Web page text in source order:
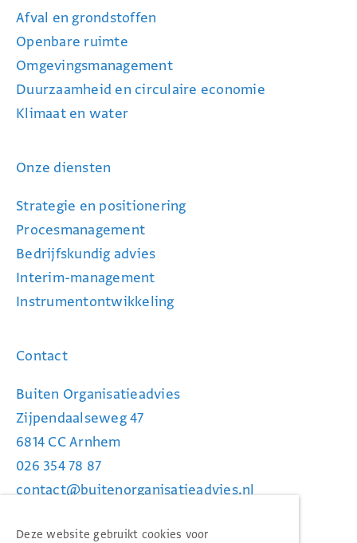
Deze website gebruikt cookies voor
Afval en grondstoffen
Openbare ruimte
Omgevingsmanagement
Duurzaamheid en circulaire economie
Klimaat en water
Onze diensten
Strategie en positionering
Procesmanagement
Bedrijfskundig advies
Interim-management
Instrumentontwikkeling
Contact
Buiten Organisatieadvies
Zijpendaalseweg 47
6814 CC Arnhem
026 354 78 87
contact@buiten­organi­satie­advies.nl
Privacystatement